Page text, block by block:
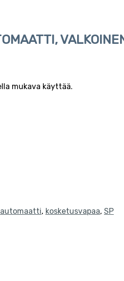
mukava käyttää.
automaatti, kosketusvapaa, SP